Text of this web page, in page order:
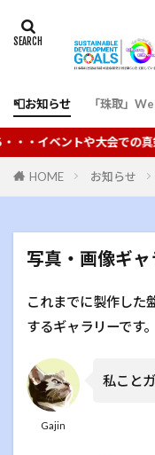
📮お知らせ 「珠取」
ベントや大会での真剣
HOME お知らせ
写真・画像ギ
これまでに製作した
するギャラリーです。
Gajin
私こと